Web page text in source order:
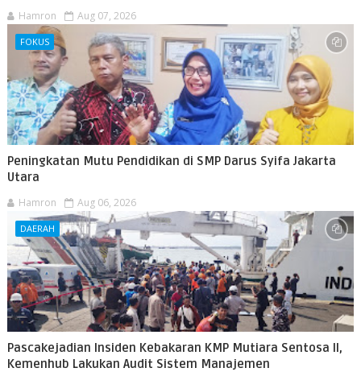
Hamron Aug 07, 2026
FOKUS
Peningkatan Mutu Pendidikan di SMP Darus Syifa Jakarta
Utara
Hamron Aug 06, 2026
DAERAH
Pascakejadian Insiden Kebakaran KMP Mutiara Sentosa II,
Kemenhub Lakukan Audit Sistem Manajemen